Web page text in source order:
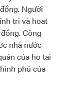
Người
trị và hoạt
Cộng
nhà nước
của họ tại
phủ của